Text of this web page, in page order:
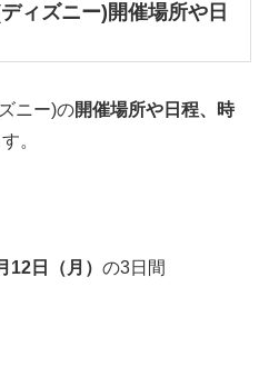
ィズニー)開催場所や日
ニー)の開催場所や日程、時
。
日（月） の3日間